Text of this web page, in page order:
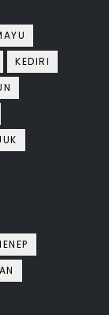
KEDIRI